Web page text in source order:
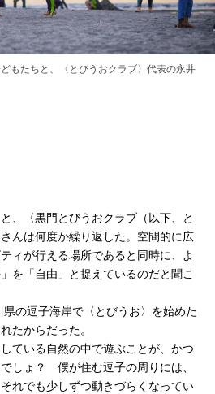
もたちと、〈とびうおクラブ〉代表の永井
、〈黒門とびうおクラブ（以下、と
んは何度か繰り返した。空間的に広
ィが行える場所であると同時に、よ
を「自由」と捉えているのだと聞こ
の逗子海岸で〈とびうお〉を始めた
たからだった。
ている自然の中で遊ぶことが、かつ
しょ？ 僕が住む逗子の周りには、
れでも少しずつ動きづらくなってい